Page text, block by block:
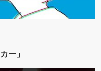
ー」